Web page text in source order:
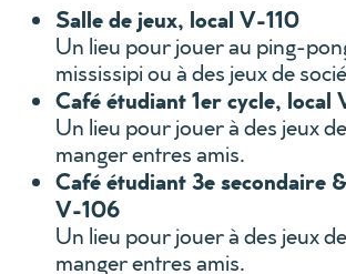
Salle de jeux, local V-110
Un lieu pour jouer au ping-
mississipi ou à des jeux de
Café étudiant 1er cycle, local
Un lieu pour jouer à des jeux
manger entres amis.
Café étudiant 3e secondaire
V-106
Un lieu pour jouer à des jeux
manger entres amis.